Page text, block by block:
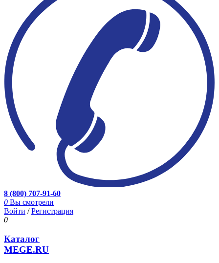
8 (800) 707-91-60
0 Вы смотрели
Войти /Регистрация
0
Каталог
MEGE.RU